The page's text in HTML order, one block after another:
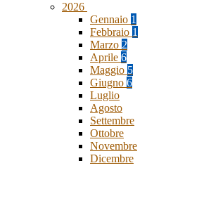
2026
Gennaio 1
Febbraio 1
Marzo 2
Aprile 6
Maggio 5
Giugno 6
Luglio
Agosto
Settembre
Ottobre
Novembre
Dicembre